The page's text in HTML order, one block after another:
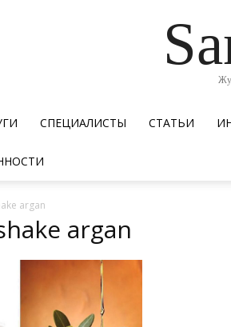
СПЕЦИАЛИСТЫ СТАТЬИ
argan
argan